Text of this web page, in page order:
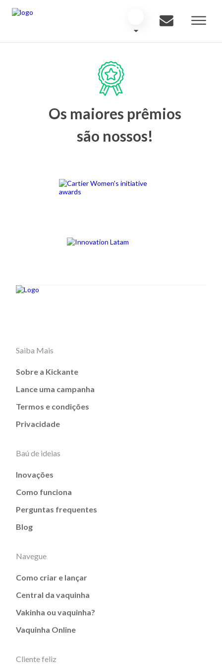
Os maiores prêmios
são nossos!
Saiba Mais
Sobre a Kickante
Lance uma campanha
Termos e condições
Privacidade
Baú de ideias
Inovações
Como funciona
Perguntas frequentes
Blog
Navegue
Como criar e lançar
Central da vaquinha
Vakinha ou vaquinha?
Vaquinha Online
Cliente feliz